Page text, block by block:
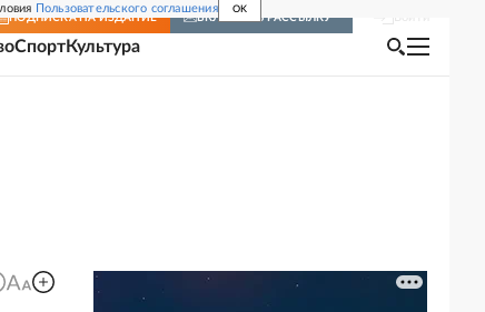
Пользовательского соглашения OK
ПОДПИСКА НА ИЗДАНИЕ ВКЛЮЧИТЬ РАССЫЛКУ
СпортКультура